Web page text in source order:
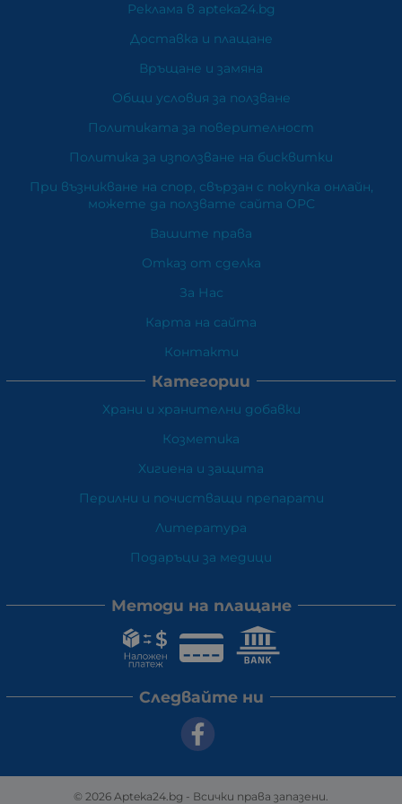
Реклама в apteka24.bg
Доставка и плащане
Връщане и замяна
Общи условия за ползване
Политиката за поверителност
Политика за използване на бисквитки
При възникване на спор, свързан с покупка онлайн,
можете да ползвате сайта ОРС
Вашите права
Отказ от сделка
За Нас
Карта на сайта
Контакти
Категории
Храни и хранителни добавки
Козметика
Хигиена и защита
Перилни и почистващи препарати
Литература
Подаръци за медици
Методи на плащане
Следвайте ни
© 2026 Apteka24.bg - Всички права запазени.